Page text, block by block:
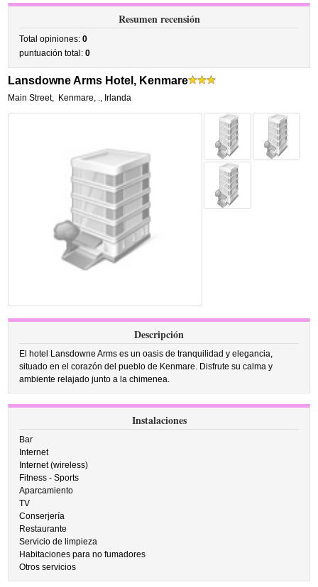
Resumen recensión
Total opiniones:0
puntuación total:0
Lansdowne Arms Hotel, Kenmare
Main Street, Kenmare, ., Irlanda
Descripción
El hotel Lansdowne Arms es un oasis de tranquilidad y elegancia,
situado en el corazón del pueblo de Kenmare. Disfrute su calma y
ambiente relajado junto a la chimenea.
Instalaciones
Bar
Internet
Internet (wireless)
Fitness - Sports
Aparcamiento
TV
Conserjería
Restaurante
Servicio de limpieza
Habitaciones para no fumadores
Otros servicios